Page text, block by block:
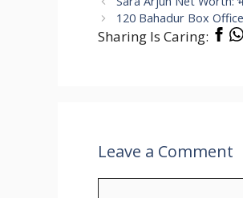
120 Bahadur Box Office
Sharing Is Caring:
Leave a Comment